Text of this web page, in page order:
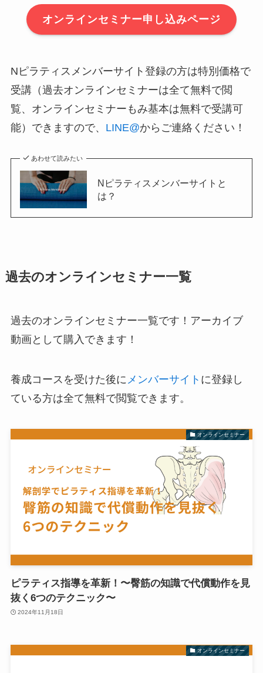
オンラインセミナー申し込みページ
Nピラティスメンバーサイト登録の方は特別価格で
受講（過去オンラインセミナーは全て無料で閲
覧、オンラインセミナーもみ基本は無料で受講可
能）できますので、 LINE@からご連絡ください！
あわせて読みたい
Nピラティスメンバーサイトと
は？
過去のオンラインセミナー一覧
過去のオンラインセミナー一覧です！アーカイブ
動画として購入できます！
養成コースを受けた後にメンバーサイト に登録し
ている方は全て無料で閲覧できます。
オンラインセミナー
ピラティス指導を革新！〜臀筋の知識で代償動作を見
抜く6つのテクニック〜
2024年11月18日
オンラインセミナー